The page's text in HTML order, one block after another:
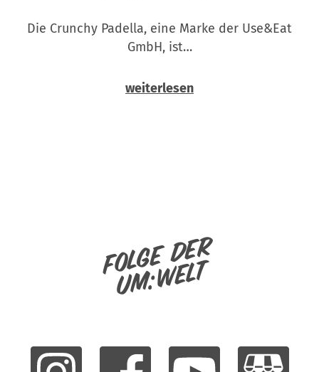
Die Crunchy Padella, eine Marke der Use&Eat
GmbH, ist…
weiterlesen
Folge der
um:welt